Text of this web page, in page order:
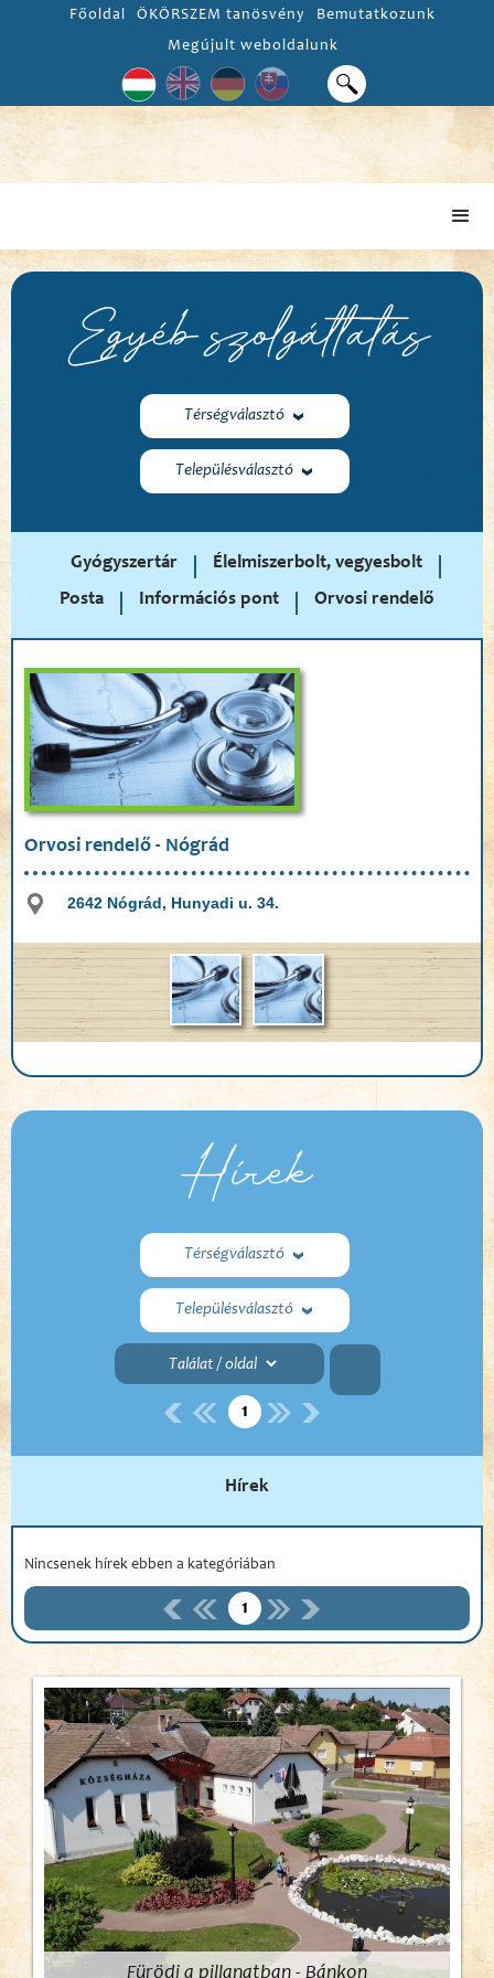
Főoldal ÖKÖRSZEM tanösvény
Bemutatkozunk
Megújult weboldalunk
Egyéb szolgáltatás
Térségválasztó
Településválasztó
Gyógyszertár
Élelmiszerbolt, vegyesbolt
Posta
Információs pont Orvosi rendelő
Orvosi rendelő - Nógrád
2642 Nógrád, Hunyadi u. 34.
Hírek
Térségválasztó
Településválasztó
1
Hírek
Nincsenek hírek ebben a kategóriában
1
Fürödj a pillanatban - Bánkon